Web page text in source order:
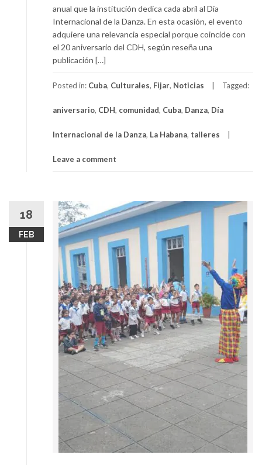
anual que la institución dedica cada abril al Día
Internacional de la Danza. En esta ocasión, el evento
adquiere una relevancia especial porque coincide con
el 20 aniversario del CDH, según reseña una
publicación […]
Posted in: Cuba, Culturales, Fijar, Noticias Tagged:
aniversario, CDH, comunidad, Cuba, Danza, Día
Internacional de la Danza, La Habana, talleres
Leave a comment
18
FEB